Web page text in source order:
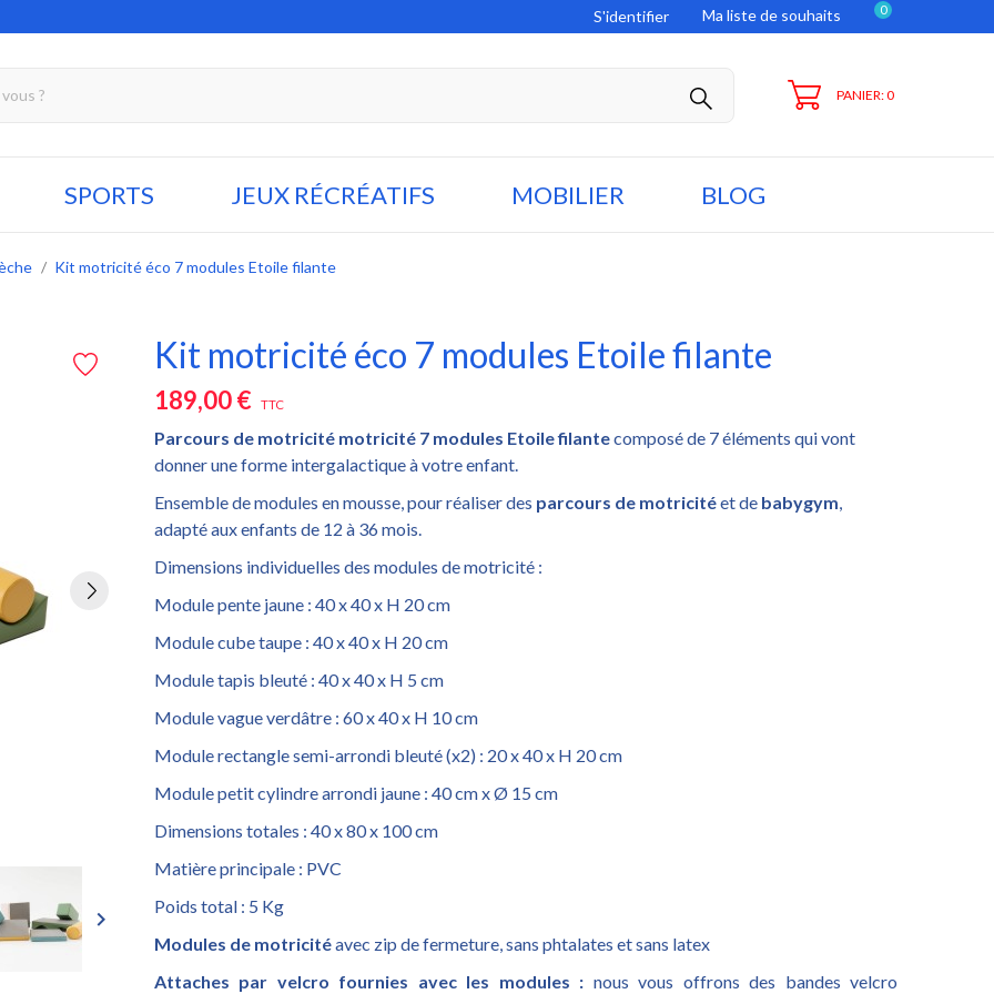
S'identifier Ma liste de souhaits 0
PANIER: 0
SPORTS JEUX RÉCRÉATIFS MOBILIER BLOG
Kit motricité éco 7 modules Etoile filante
keyboard_arrow_right
Kit motricité éco 7 modules Etoile filante
189,00 € TTC
Parcours de motricité motricité 7 modules Etoile filantecomposé de 7 éléments qui vont
donner une forme intergalactique à votre enfant.
Ensemble de modules en mousse, pour réaliser des parcours de motricitéet de babygym,
adapté aux enfants de 12 à 36 mois.
Dimensions individuelles des modules de motricité :
Module pente jaune : 40 x 40 x H 20 cm
Module cube taupe : 40 x 40 x H 20 cm
Module tapis bleuté : 40 x 40 x H 5 cm
Module vague verdâtre : 60 x 40 x H 10 cm
Module rectangle semi-arrondi bleuté (x2) : 20 x 40 x H 20 cm
Module petit cylindre arrondi jaune : 40 cm x Ø 15 cm
Dimensions totales : 40 x 80 x 100 cm
Matière principale : PVC
Poids total : 5 Kg
Modules de motricitéavec zip de fermeture, sans phtalates et sans latex
Attaches par velcro fournies avec les modules : nous vous offrons des bandes velcro